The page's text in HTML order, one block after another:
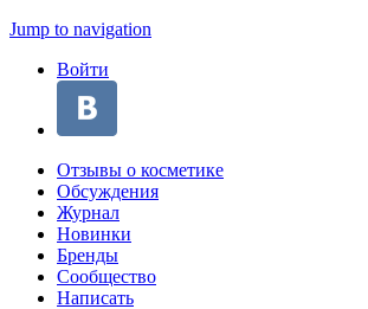
Jump to navigation
Войти
Отзывы о косметике
Обсуждения
Журнал
Новинки
Бренды
Сообщество
Написать